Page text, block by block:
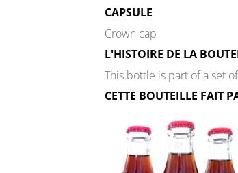
CAPSULE
Crown cap
L'HISTOIRE DE LA
This bottle is part of a set
CETTE BOUTEILLE FAIT